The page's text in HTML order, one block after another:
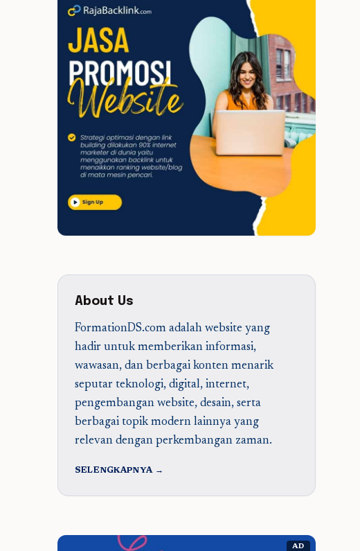
About Us
FormationDS.com adalah website yang
hadir untuk memberikan informasi,
wawasan, dan berbagai konten menarik
seputar teknologi, digital, internet,
pengembangan website, desain, serta
berbagai topik modern lainnya yang
relevan dengan perkembangan zaman.
SELENGKAPNYA →
AD